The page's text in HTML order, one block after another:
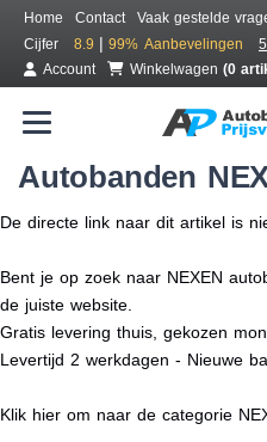
Home Contact
Vaak gestelde
Cijfer
8.9 | 99% Aanbevelingen
Account
Winkelwagen (0
Autobanden
De directe link naar dit artikel is
Bent je op zoek naar NEXEN
de juiste website.
Gratis levering thuis, gekozen
Levertijd 2 werkdagen - Nieuwe
Klik hier om naar de categorie